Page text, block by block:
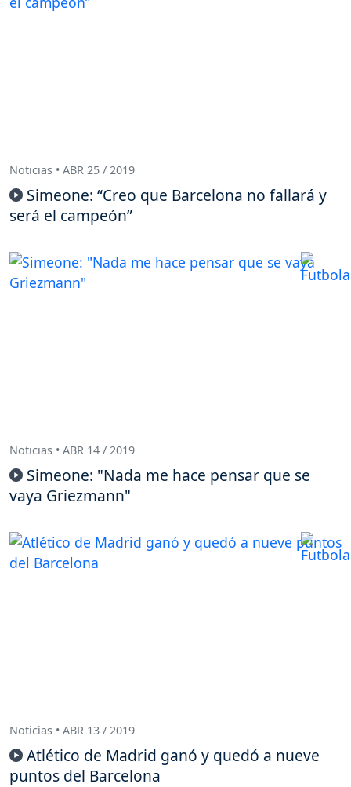
Noticias • ABR 25 / 2019
Simeone: “Creo que Barcelona no fallará y
será el campeón”
Noticias • ABR 14 / 2019
Simeone: "Nada me hace pensar que se
vaya Griezmann"
Noticias • ABR 13 / 2019
Atlético de Madrid ganó y quedó a nueve
puntos del Barcelona